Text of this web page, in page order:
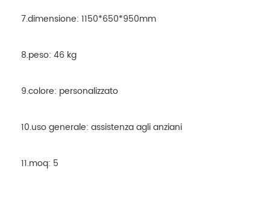
7.dimensione: 1150*650*950mm
8.peso: 46 kg
9.colore: personalizzato
10.uso generale: assistenza agli anziani
11.moq: 5